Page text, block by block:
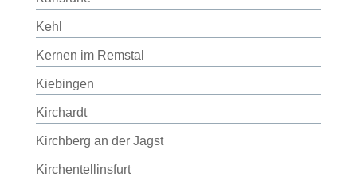
Kehl
Kernen im Remstal
Kiebingen
Kirchardt
Kirchberg an der Jagst
Kirchentellinsfurt